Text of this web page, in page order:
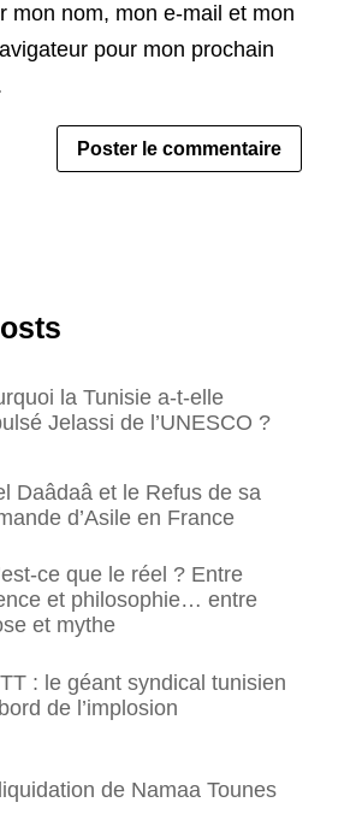
mon nom, mon e-mail et mon
pour mon prochain
la Tunisie a-t-elle
Jelassi de l’UNESCO ?
Daâdaâ et le Refus de sa
d’Asile en France
ce que le réel ? Entre
et philosophie… entre
et mythe
: le géant syndical tunisien
de l’implosion
de Namaa Tounes